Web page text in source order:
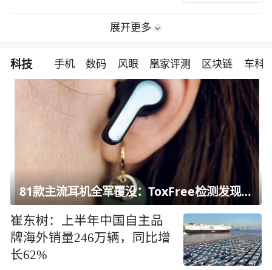
展开更多
科技 手机 数码 风眼 凰家评测 区块链 车科
81款主流耳机全军覆没：ToxFree检测发现均含对人体有害化学物质
崔东树：上半年中国自主品
牌海外销量246万辆，同比增
长62%